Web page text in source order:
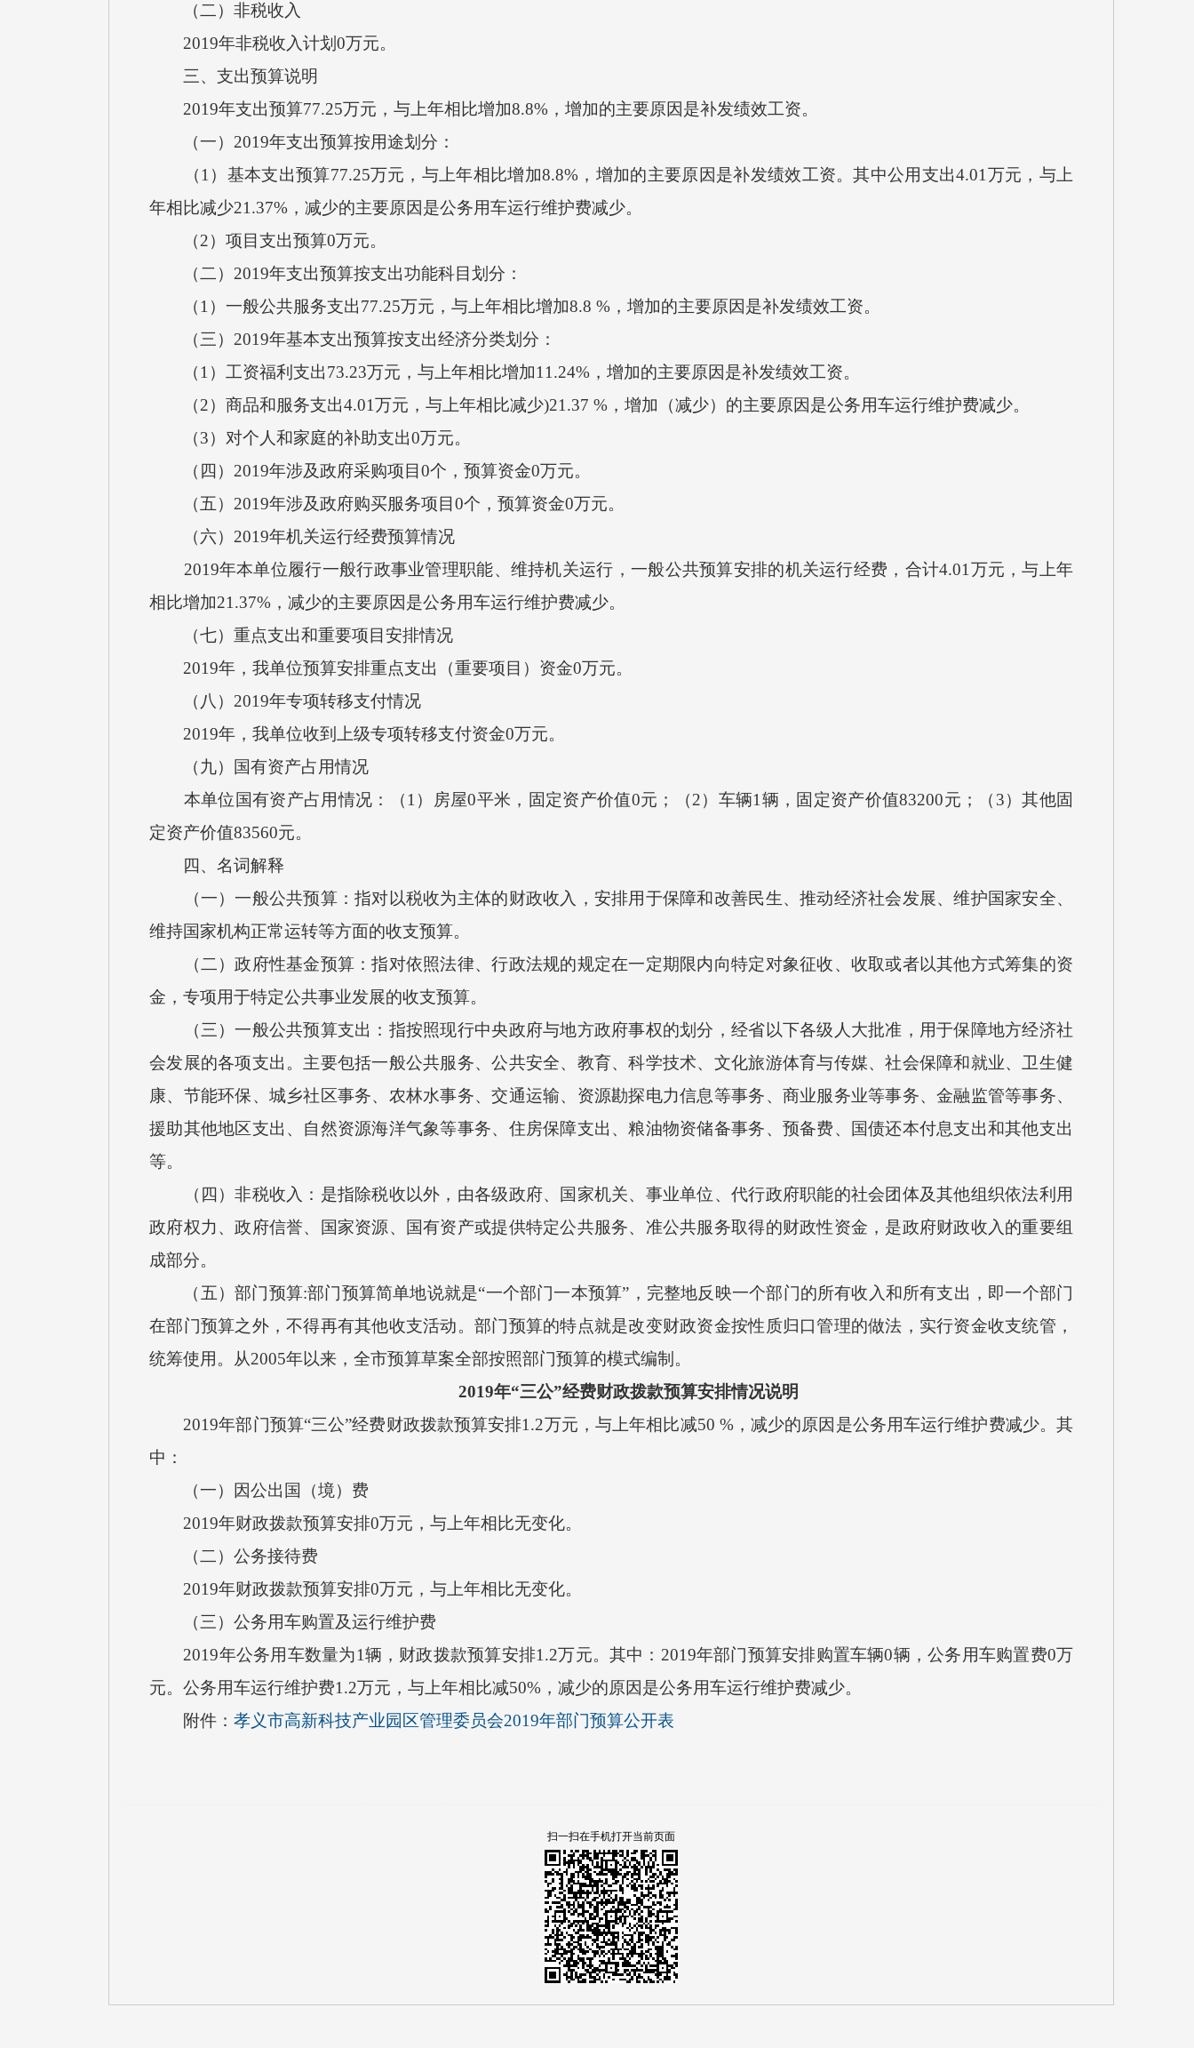
（二）非税收入
2019年非税收入计划0万元。
三、支出预算说明
2019年支出预算77.25万元，与上年相比增加8.8%，增加的主要原因是补发绩效工资。
（一）2019年支出预算按用途划分：
（1）基本支出预算77.25万元，与上年相比增加8.8%，增加的主要原因是补发绩效工资。其中公用支出4.01万元，与上
年相比减少21.37%，减少的主要原因是公务用车运行维护费减少。
（2）项目支出预算0万元。
（二）2019年支出预算按支出功能科目划分：
（1）一般公共服务支出77.25万元，与上年相比增加8.8 %，增加的主要原因是补发绩效工资。
（三）2019年基本支出预算按支出经济分类划分：
（1）工资福利支出73.23万元，与上年相比增加11.24%，增加的主要原因是补发绩效工资。
（2）商品和服务支出4.01万元，与上年相比减少)21.37 %，增加（减少）的主要原因是公务用车运行维护费减少。
（3）对个人和家庭的补助支出0万元。
（四）2019年涉及政府采购项目0个，预算资金0万元。
（五）2019年涉及政府购买服务项目0个，预算资金0万元。
（六）2019年机关运行经费预算情况
2019年本单位履行一般行政事业管理职能、维持机关运行，一般公共预算安排的机关运行经费，合计4.01万元，与上年
相比增加21.37%，减少的主要原因是公务用车运行维护费减少。
（七）重点支出和重要项目安排情况
2019年，我单位预算安排重点支出（重要项目）资金0万元。
（八）2019年专项转移支付情况
2019年，我单位收到上级专项转移支付资金0万元。
（九）国有资产占用情况
本单位国有资产占用情况：（1）房屋0平米，固定资产价值0元；（2）车辆1辆，固定资产价值83200元；（3）其他固
定资产价值83560元。
四、名词解释
（一）一般公共预算：指对以税收为主体的财政收入，安排用于保障和改善民生、推动经济社会发展、维护国家安全、
维持国家机构正常运转等方面的收支预算。
（二）政府性基金预算：指对依照法律、行政法规的规定在一定期限内向特定对象征收、收取或者以其他方式筹集的资
金，专项用于特定公共事业发展的收支预算。
（三）一般公共预算支出：指按照现行中央政府与地方政府事权的划分，经省以下各级人大批准，用于保障地方经济社
会发展的各项支出。主要包括一般公共服务、公共安全、教育、科学技术、文化旅游体育与传媒、社会保障和就业、卫生健
康、节能环保、城乡社区事务、农林水事务、交通运输、资源勘探电力信息等事务、商业服务业等事务、金融监管等事务、
援助其他地区支出、自然资源海洋气象等事务、住房保障支出、粮油物资储备事务、预备费、国债还本付息支出和其他支出
等。
（四）非税收入：是指除税收以外，由各级政府、国家机关、事业单位、代行政府职能的社会团体及其他组织依法利用
政府权力、政府信誉、国家资源、国有资产或提供特定公共服务、准公共服务取得的财政性资金，是政府财政收入的重要组
成部分。
（五）部门预算:部门预算简单地说就是“一个部门一本预算”，完整地反映一个部门的所有收入和所有支出，即一个部门
在部门预算之外，不得再有其他收支活动。部门预算的特点就是改变财政资金按性质归口管理的做法，实行资金收支统管，
统筹使用。从2005年以来，全市预算草案全部按照部门预算的模式编制。
2019年“三公”经费财政拨款预算安排情况说明
2019年部门预算“三公”经费财政拨款预算安排1.2万元，与上年相比减50 %，减少的原因是公务用车运行维护费减少。其
中：
（一）因公出国（境）费
2019年财政拨款预算安排0万元，与上年相比无变化。
（二）公务接待费
2019年财政拨款预算安排0万元 ，与上年相比无变化。
（三）公务用车购置及运行维护费
2019年公务用车数量为1辆，财政拨款预算安排1.2万元。其中：2019年部门预算安排购置车辆0辆，公务用车购置费0万
元。公务用车运行维护费1.2万元，与上年相比减50%，减少的原因是公务用车运行维护费减少。
附件： 孝义市高新科技产业园区管理委员会2019年部门预算公开表
扫一扫在手机打开当前页面